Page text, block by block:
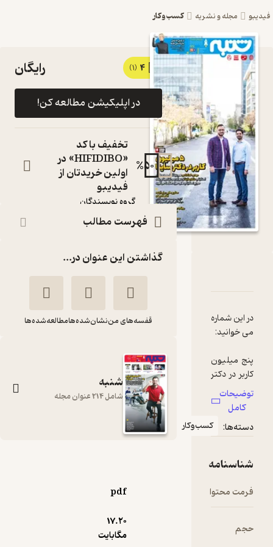
مجله و نشریه کسب‌وکار
کتاب هفته
نامه شنبه
شماره 177
اثر گروه
نویسندگان
مجله
نویسنده:
گروه نویسندگان
ناشر
نشریه شنبه
در این شماره
پنج میلیون
کاربر در دکتر
مهدی
هم
مدیرعامل
دکتر ساینا از
دوران پس از
سریع
توضیحات
کامل
دسته‌ها:
کسب‌وکار
شناسنامه
فرمت محتوا pdf
حجم
17.۲۰
مگابایت
4 رایگان
در اپلیکیشن مطالعه کن!
%50
تخفیف با کد
«HIFIDIBO» در
اولین خریدتان از
فیدیبو
فهرست مطالب
گذاشتن این عنوان در...
قفسه‌های من نشان‌شده‌هامطالعه‌شده‌ها
شنبه
شامل 214 عنوان مجله
گروه نویسندگان
نشریه شنبه